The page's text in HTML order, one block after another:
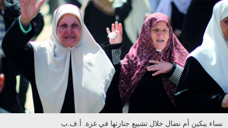
نساء يبكين أم نضال خلال تشييع جنازتها في غزة. أ.ف.ب